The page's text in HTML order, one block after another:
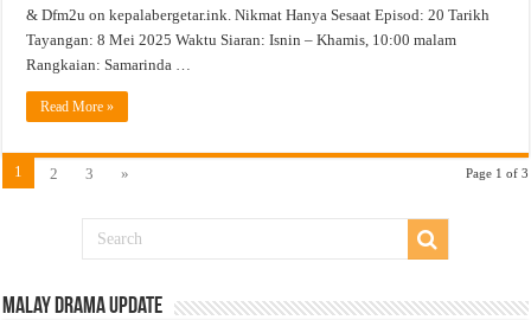
& Dfm2u on kepalabergetar.ink. Nikmat Hanya Sesaat Episod: 20 Tarikh
Tayangan: 8 Mei 2025 Waktu Siaran: Isnin – Khamis, 10:00 malam
Rangkaian: Samarinda …
Read More »
Page 1 of 3
1 2 3 »
Malay Drama Update